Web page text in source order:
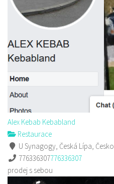
Alex Kebab Kebabland
Restaurace
U Synagogy, Česká Lípa, Česko
776336307776336307
prodej s sebou